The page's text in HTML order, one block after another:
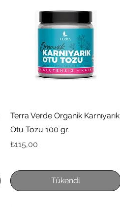
Hızlı Bakış
Terra Verde Organik Karnıyarık
Otu Tozu 100 gr.
Fiyat
₺115,00
Tükendi